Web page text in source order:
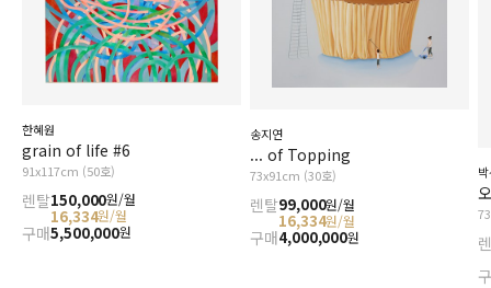
한혜원
grain of life #6
91x117cm (50호)
렌탈150,000원/월
16,334원/월
구매5,500,000원
송지연
... of Topping
73x91cm (30호)
렌탈99,000원/월
16,334원/월
구매4,000,000원